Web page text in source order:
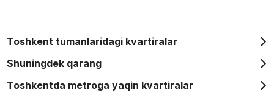
Toshkent tumanlaridagi kvartiralar
Shuningdek qarang
Toshkentda metroga yaqin kvartiralar